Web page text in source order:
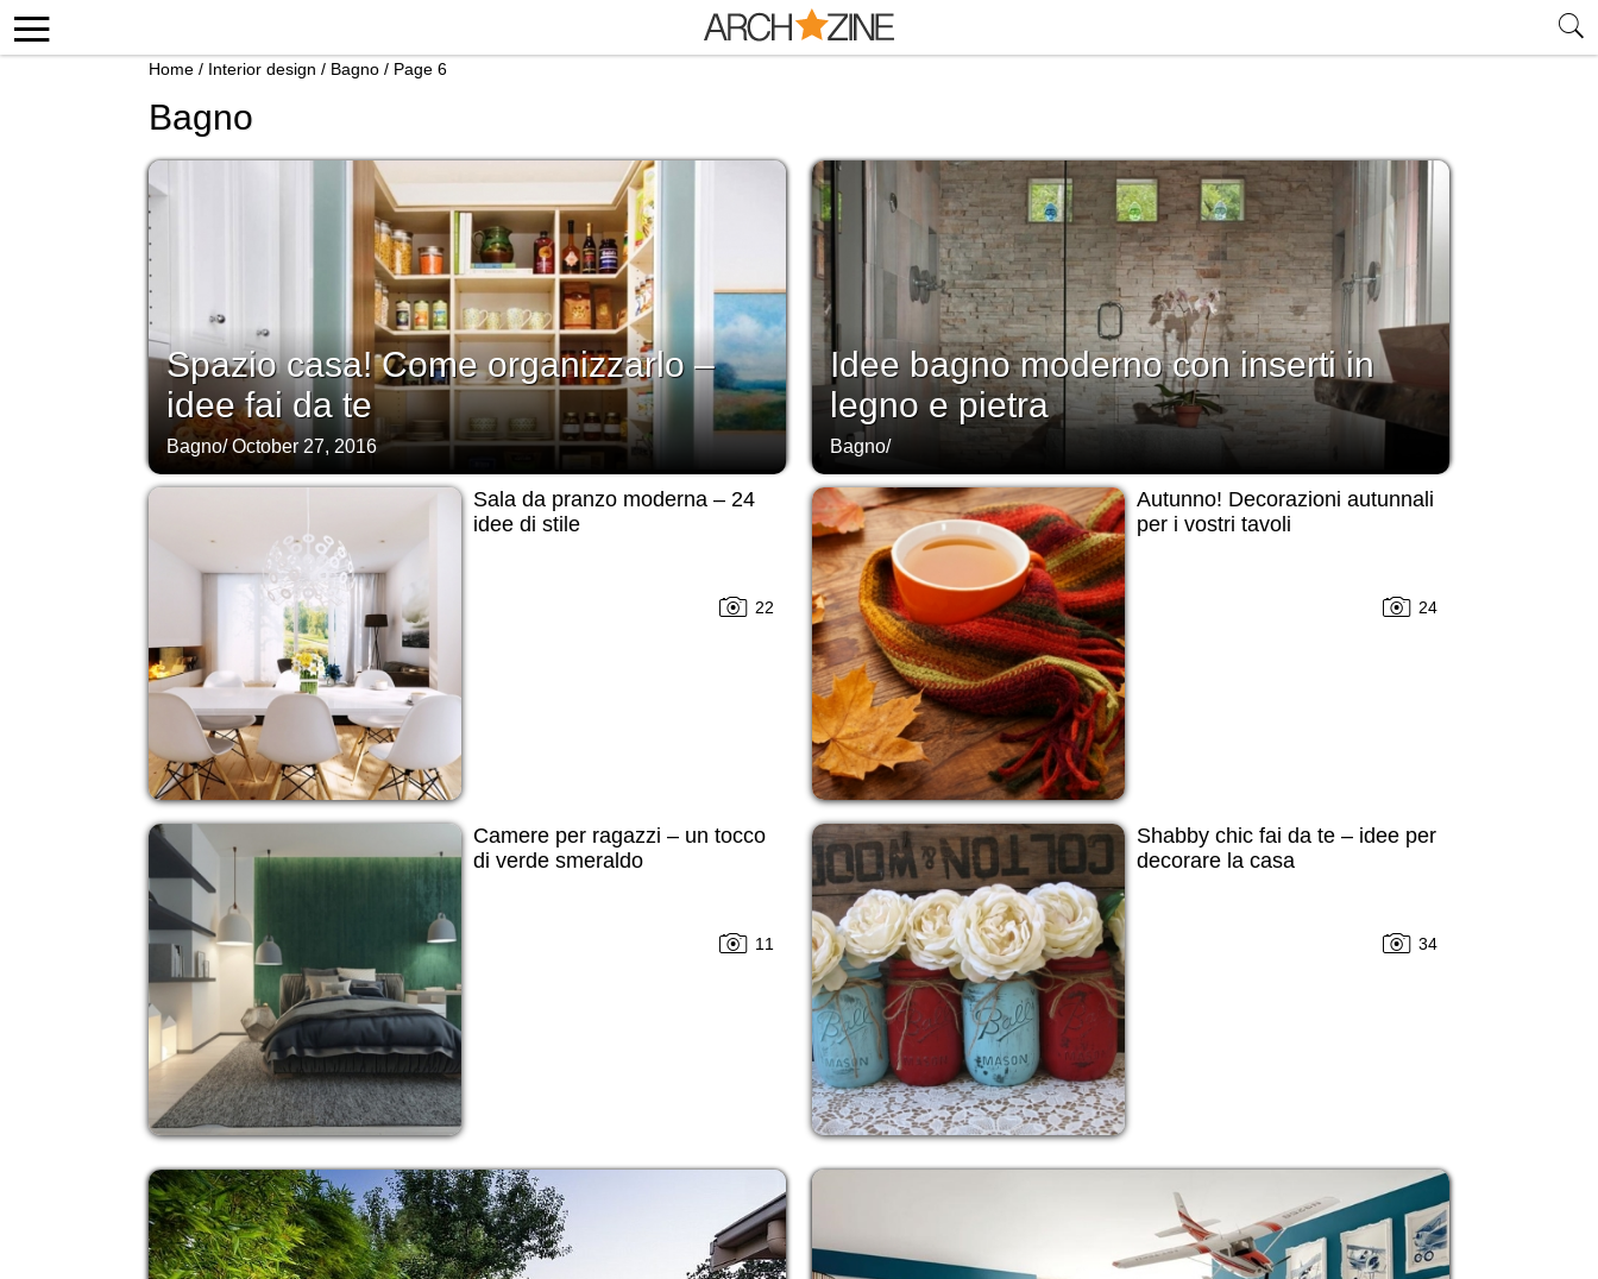
Home / Interior design / Bagno / Page 6
Bagno
Spazio casa! Come organizzarlo –
idee fai da te
Bagno/October 27, 2016
Idee bagno moderno con inserti in
legno e pietra
Bagno/
Sala da pranzo moderna – 24
idee di stile
22
Autunno! Decorazioni autunnali
per i vostri tavoli
24
Camere per ragazzi – un tocco
di verde smeraldo
11
Shabby chic fai da te – idee per
decorare la casa
34